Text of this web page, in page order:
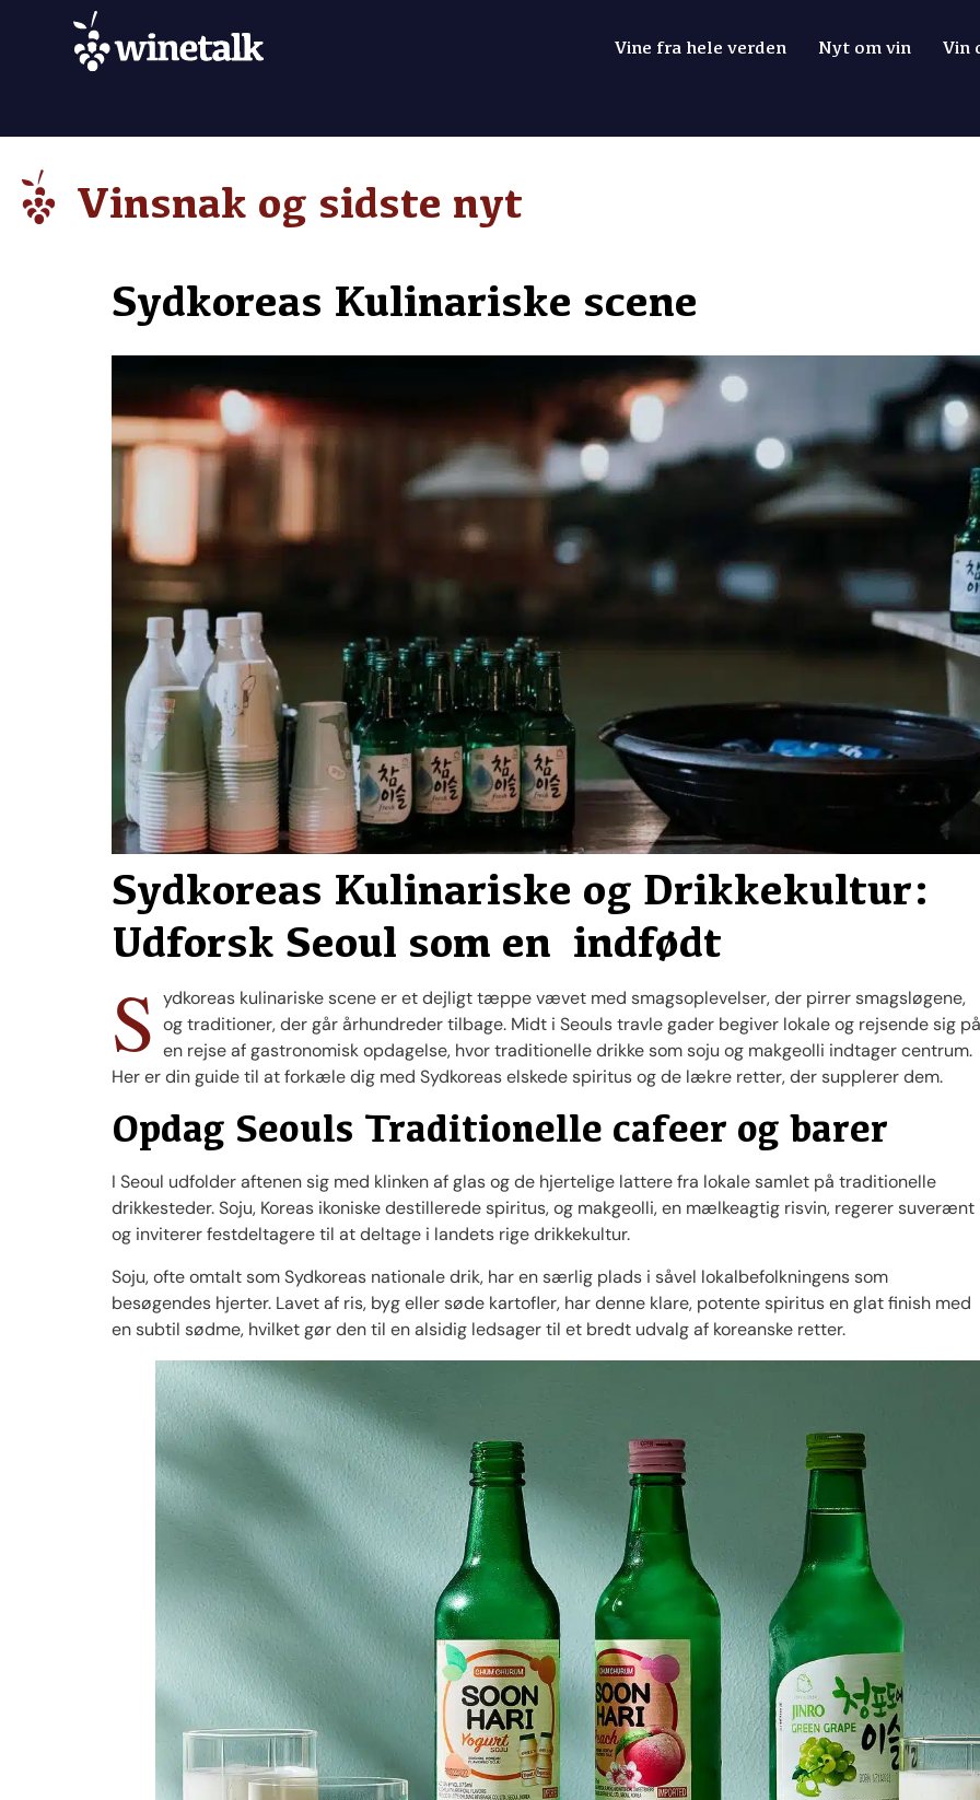
Vine fra hele verden Nyt om vin Vin
Vinsnak og sidste nyt
Sydkoreas Kulinariske scene
Sydkoreas Kulinariske og Drikkekultur:
Udforsk Seoul som en indfødt
S ydkoreas kulinariske scene er et dejligt tæppe vævet med smagsoplevelser, der pirrer smagsløgene,
og traditioner, der går århundreder tilbage. Midt i Seouls travle gader begiver lokale og rejsende sig
en rejse af gastronomisk opdagelse, hvor traditionelle drikke som soju og makgeolli indtager centrum.
Her er din guide til at forkæle dig med Sydkoreas elskede spiritus og de lækre retter, der supplerer dem.
Opdag Seouls Traditionelle cafeer og barer
I Seoul udfolder aftenen sig med klinken af ​​glas og de hjertelige lattere fra lokale samlet på traditionelle
drikkesteder. Soju, Koreas ikoniske destillerede spiritus, og makgeolli, en mælkeagtig risvin, regerer suverænt
og inviterer festdeltagere til at deltage i landets rige drikkekultur.
Soju, ofte omtalt som Sydkoreas nationale drik, har en særlig plads i såvel lokalbefolkningens som
besøgendes hjerter. Lavet af ris, byg eller søde kartofler, har denne klare, potente spiritus en glat finish med
en subtil sødme, hvilket gør den til en alsidig ledsager til et bredt udvalg af koreanske retter.